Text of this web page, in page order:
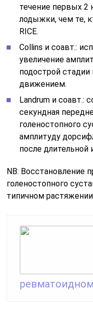
течение первых 2
лодыжки, чем те,
RICE.
Collins и соавт.:
увеличение
подострой стадии
движением.
Landrum и соавт.:
секундная
голеностопного
амплитуду
после длительной
NB: Восстановление
голеностопного
типичном